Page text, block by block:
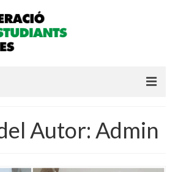
Autor: Admin